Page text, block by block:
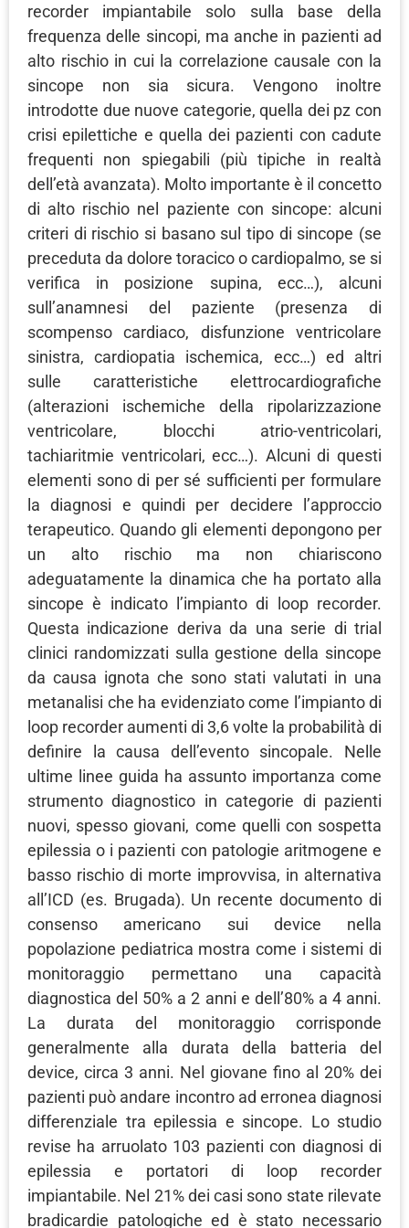
recorder impiantabile solo sulla base della
frequenza delle sincopi, ma anche in pazienti ad
alto rischio in cui la correlazione causale con la
sincope non sia sicura. Vengono inoltre
introdotte due nuove categorie, quella dei pz con
crisi epilettiche e quella dei pazienti con cadute
frequenti non spiegabili (più tipiche in realtà
dell’età avanzata). Molto importante è il concetto
di alto rischio nel paziente con sincope: alcuni
criteri di rischio si basano sul tipo di sincope (se
preceduta da dolore toracico o cardiopalmo, se si
verifica in posizione supina, ecc…), alcuni
sull’anamnesi del paziente (presenza di
scompenso cardiaco, disfunzione ventricolare
sinistra, cardiopatia ischemica, ecc…) ed altri
sulle caratteristiche elettrocardiografiche
(alterazioni ischemiche della ripolarizzazione
ventricolare, blocchi atrio-ventricolari,
tachiaritmie ventricolari, ecc…). Alcuni di questi
elementi sono di per sé sufficienti per formulare
la diagnosi e quindi per decidere l’approccio
terapeutico. Quando gli elementi depongono per
un alto rischio ma non chiariscono
adeguatamente la dinamica che ha portato alla
sincope è indicato l’impianto di loop recorder.
Questa indicazione deriva da una serie di trial
clinici randomizzati sulla gestione della sincope
da causa ignota che sono stati valutati in una
metanalisi che ha evidenziato come l’impianto di
loop recorder aumenti di 3,6 volte la probabilità di
definire la causa dell’evento sincopale. Nelle
ultime linee guida ha assunto importanza come
strumento diagnostico in categorie di pazienti
nuovi, spesso giovani, come quelli con sospetta
epilessia o i pazienti con patologie aritmogene e
basso rischio di morte improvvisa, in alternativa
all’ICD (es. Brugada). Un recente documento di
consenso americano sui device nella
popolazione pediatrica mostra come i sistemi di
monitoraggio permettano una capacità
diagnostica del 50% a 2 anni e dell’80% a 4 anni.
La durata del monitoraggio corrisponde
generalmente alla durata della batteria del
device, circa 3 anni. Nel giovane fino al 20% dei
pazienti può andare incontro ad erronea diagnosi
differenziale tra epilessia e sincope. Lo studio
revise ha arruolato 103 pazienti con diagnosi di
epilessia e portatori di loop recorder
impiantabile. Nel 21% dei casi sono state rilevate
bradicardie patologiche ed è stato necessario